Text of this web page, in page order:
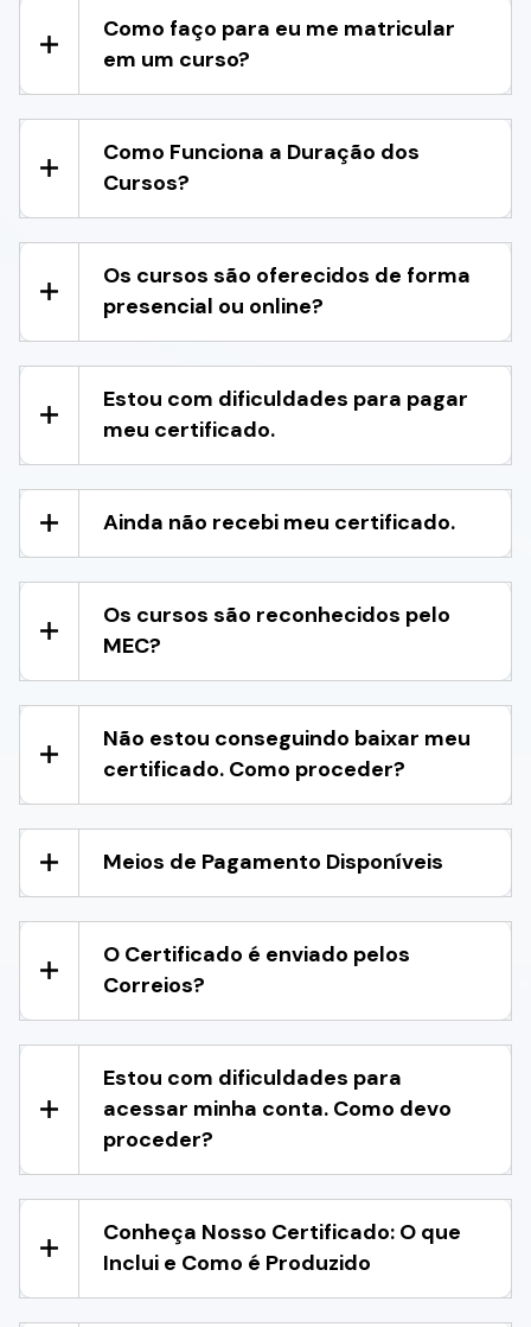
Como faço para eu me matricular
em um curso?
Como Funciona a Duração dos
Cursos?
Os cursos são oferecidos de forma
presencial ou online?
Estou com dificuldades para pagar
meu certificado.
Ainda não recebi meu certificado.
Os cursos são reconhecidos pelo
MEC?
Não estou conseguindo baixar meu
certificado. Como proceder?
Meios de Pagamento Disponíveis
O Certificado é enviado pelos
Correios?
Estou com dificuldades para
acessar minha conta. Como devo
proceder?
Conheça Nosso Certificado: O que
Inclui e Como é Produzido